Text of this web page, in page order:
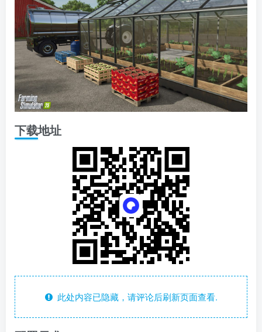
下载地址
此处内容已隐藏，请评论后刷新页面查看.